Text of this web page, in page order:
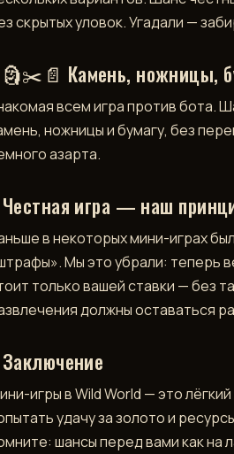
скрытых уловок. Угадали —
🗿✂️📄 Камень, ножницы,
всем игра против бота.
ножницы и бумагу, без
азарта.
Честная игра — наш
в некоторых мини-играх
Мы это убрали: теперь
только вашей ставки — без
должны оставаться
Заключение
игры в Wild World — это
удачу за золото и
шансы перед вами как на